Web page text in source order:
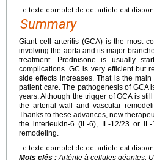
Le texte complet de cet article est
Summary
Giant cell arteritis (GCA) is the most
involving the aorta and its major
treatment. Prednisone is usually
complications. GC is very efficient but
side effects increases. That is the
patient care. The pathogenesis of
years. Although the trigger of GCA is
the arterial wall and vascular
Thanks to these advances, new
the interleukin-6 (IL-6), IL-12/23 or
remodeling.
Le texte complet de cet article est
Mots clés :Artérite à cellules géantes,